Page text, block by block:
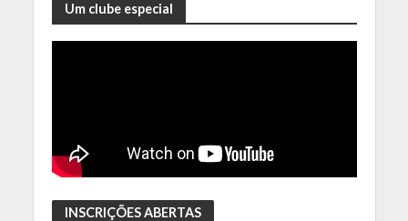
Um clube especial
INSCRIÇÕES ABERTAS